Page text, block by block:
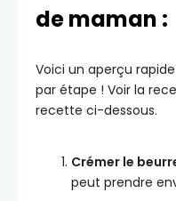
de maman :
Voici un aperçu
par étape ! Voir la
recette ci-dessous.
Crémer le
peut prendre